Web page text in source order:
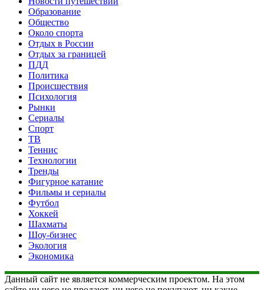
Образование
Общество
Около спорта
Отдых в России
Отдых за границей
ПДД
Политика
Происшествия
Психология
Рынки
Сериалы
Спорт
ТВ
Теннис
Технологии
Тренды
Фигурное катание
Фильмы и сериалы
Футбол
Хоккей
Шахматы
Шоу-бизнес
Экология
Экономика
Данный сайт не является коммерческим проектом. На этом